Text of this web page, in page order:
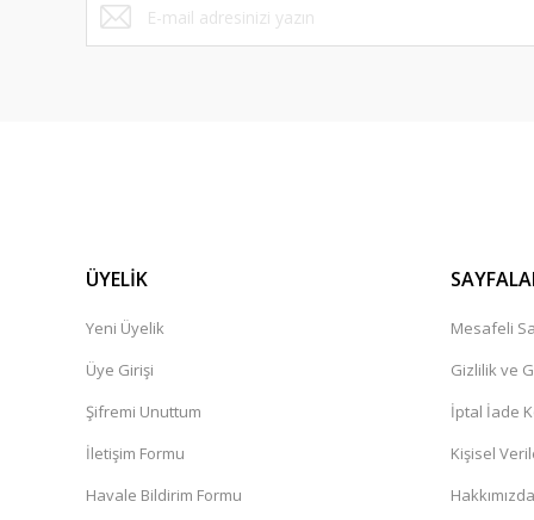
ÜYELİK
Yeni Üyelik
Üye Girişi
Şifremi Unuttum
İletişim Formu
Havale Bildirim Formu
Mesafeli
Gizlilik ve
İptal İade
Kişisel
Hakkımızda